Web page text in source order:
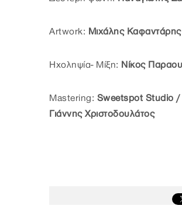
Artwork: Μιχάλης Καφαντάρης
Ηχοληψία- Μίξη: Νίκος
Mastering: Sweetspot Studio /
Γιάννης Χριστοδουλάτος